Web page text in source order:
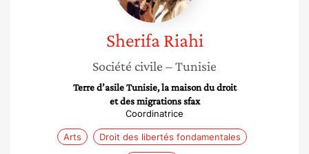
Sherifa Riahi
Société civile – Tunisie
Terre d’asile Tunisie, la maison du droit
et des migrations sfax
Coordinatrice
Arts Droit des libertés fondamentales